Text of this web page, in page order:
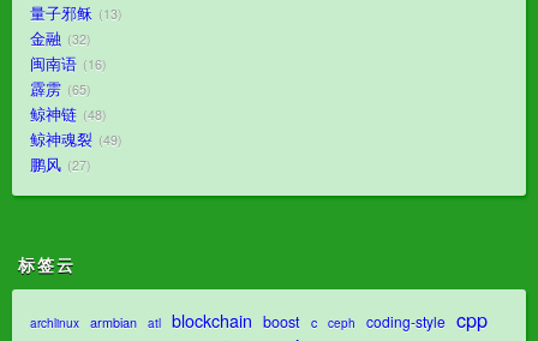
量子邪稣 13
金融 32
闽南语 16
霹雳 65
鲸神链 48
鲸神魂裂 49
鹏风 27
标签云
archlinux armbian atl blockchain boost c ceph coding-style cpp